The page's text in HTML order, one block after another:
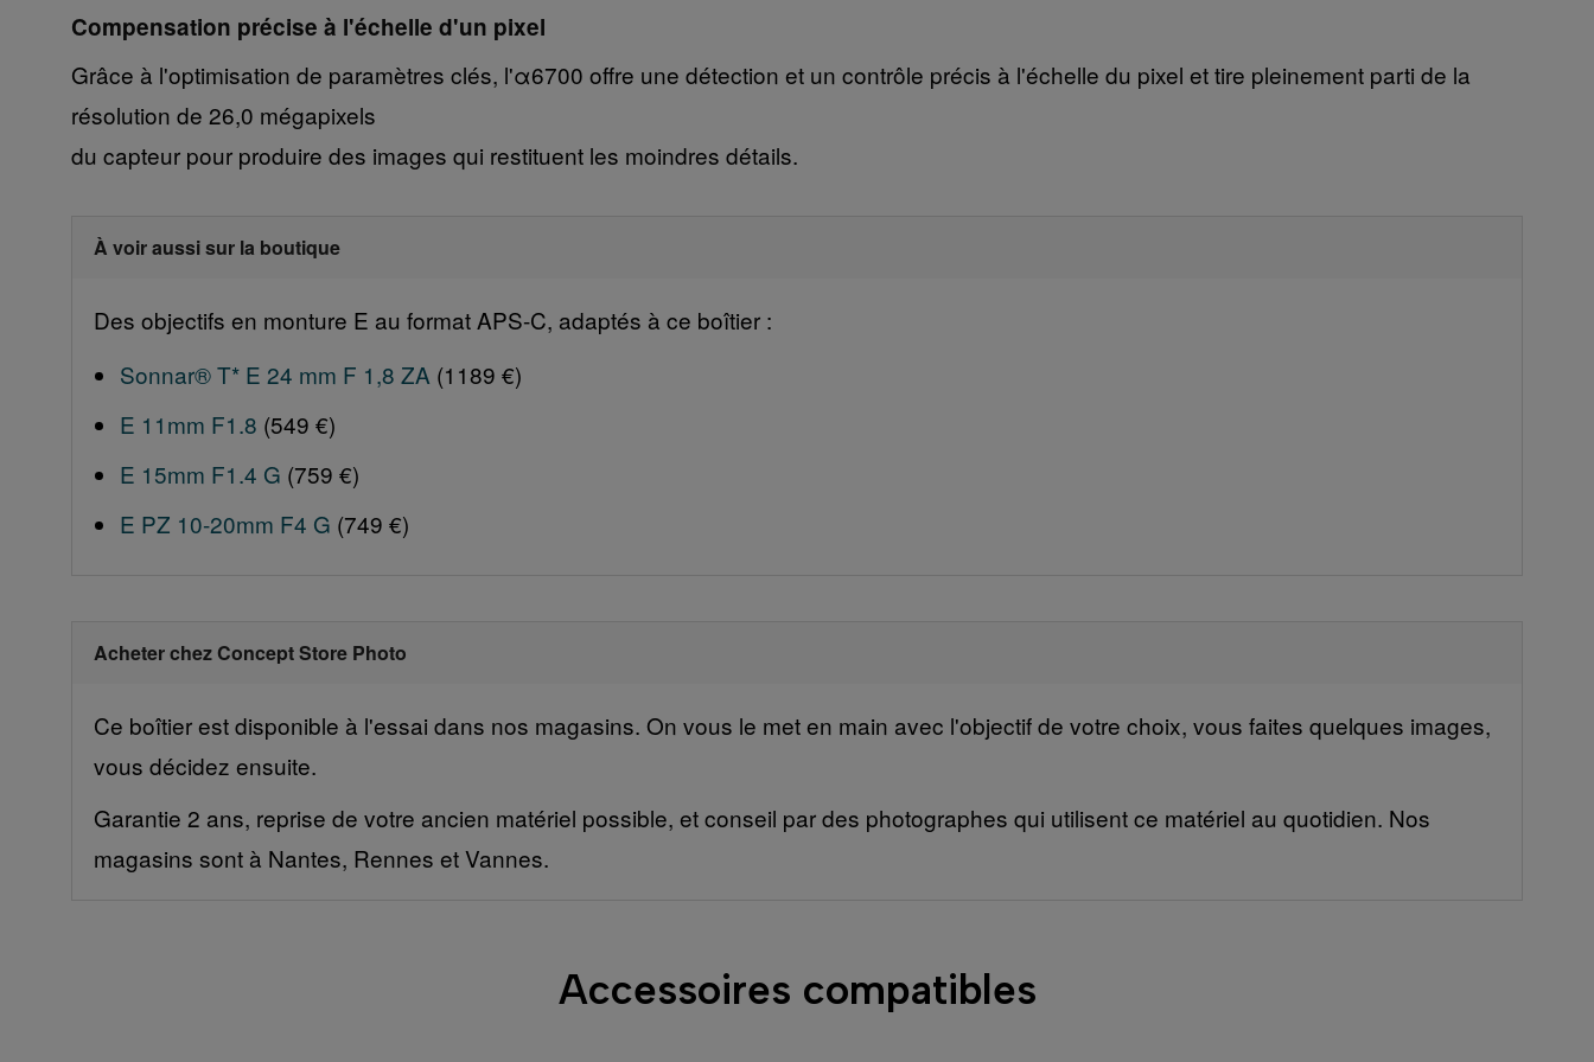
Compensation précise à l'échelle d'un pixel
Grâce à l'optimisation de paramètres clés, l'α6700 offre une détection et un contrôle précis à l'échelle du pixel et tire pleinement parti de la
résolution de 26,0 mégapixels
du capteur pour produire des images qui restituent les moindres détails.
À voir aussi sur la boutique
Des objectifs en monture E au format APS-C, adaptés à ce boîtier :
Sonnar® T* E 24 mm F 1,8 ZA (1189 €)
E 11mm F1.8 (549 €)
E 15mm F1.4 G (759 €)
E PZ 10-20mm F4 G (749 €)
Acheter chez Concept Store Photo
Ce boîtier est disponible à l'essai dans nos magasins. On vous le met en main avec l'objectif de votre choix, vous faites quelques images,
vous décidez ensuite.
Garantie 2 ans, reprise de votre ancien matériel possible, et conseil par des photographes qui utilisent ce matériel au quotidien. Nos
magasins sont à Nantes, Rennes et Vannes.
Accessoires compatibles